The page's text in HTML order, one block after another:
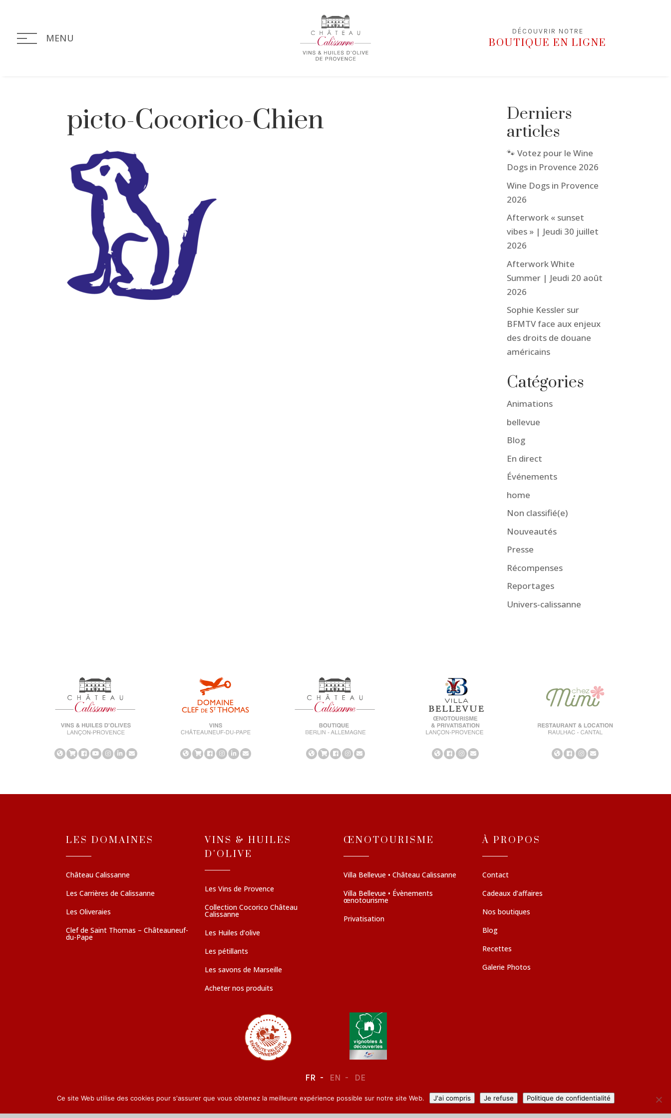
MENU
DÉCOUVRIR NOTRE
BOUTIQUE EN LIGNE
picto-Cocorico-Chien
Derniers
articles
🐾 Votez pour le Wine
Dogs in Provence 2026
Wine Dogs in Provence
2026
Afterwork « sunset
vibes » | Jeudi 30 juillet
2026
Afterwork White
Summer | Jeudi 20 août
2026
Sophie Kessler sur
BFMTV face aux enjeux
des droits de douane
américains
Catégories
Animations
bellevue
Blog
En direct
Événements
home
Non classifié(e)
Nouveautés
Presse
Récompenses
Reportages
Univers-calissanne
LES DOMAINES
Château Calissanne
Les Carrières de Calissanne
Les Oliveraies
Clef de Saint Thomas – Châteauneuf-
du-Pape
VINS & HUILES
D'OLIVE
Les Vins de Provence
Collection Cocorico Château
Calissanne
Les Huiles d’olive
Les pétillants
Les savons de Marseille
Acheter nos produits
ŒNOTOURISME
Villa Bellevue • Château Calissanne
Villa Bellevue • Évènements
œnotourisme
Privatisation
À PROPOS
Contact
Cadeaux d’affaires
Nos boutiques
Blog
Recettes
Galerie Photos
FR EN DE
Ce site Web utilise des cookies pour s'assurer que vous obtenez la meilleure expérience possible sur notre site Web. J'ai compris Je refuse Politique de confidentialité